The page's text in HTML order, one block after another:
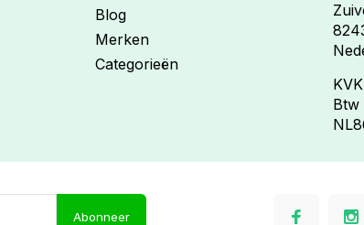
Blog
Merken
Categorieën
Btw
Abonneer